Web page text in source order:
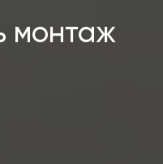
монтаж